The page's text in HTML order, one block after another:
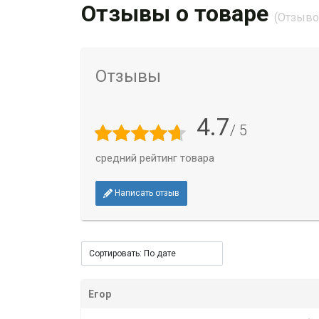
Отзывы о товаре
Отзывы
4.7/ 5
средний рейтинг товара
Написать отзыв
Егор